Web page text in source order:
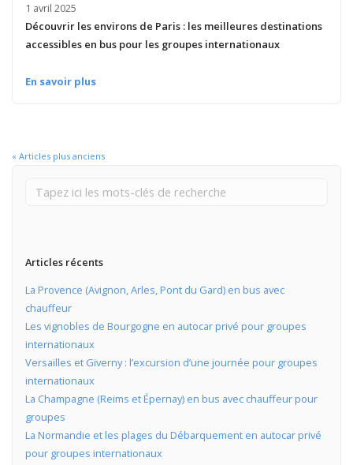
1 avril 2025
Découvrir les environs de Paris : les meilleures destinations
accessibles en bus pour les groupes internationaux
En savoir plus
« Articles plus anciens
Articles récents
La Provence (Avignon, Arles, Pont du Gard) en bus avec
chauffeur
Les vignobles de Bourgogne en autocar privé pour groupes
internationaux
Versailles et Giverny : l’excursion d’une journée pour groupes
internationaux
La Champagne (Reims et Épernay) en bus avec chauffeur pour
groupes
La Normandie et les plages du Débarquement en autocar privé
pour groupes internationaux